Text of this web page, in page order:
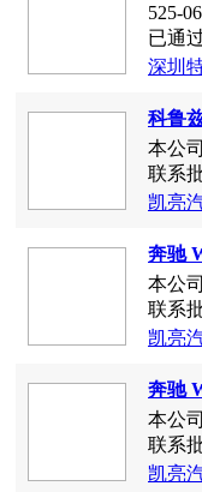
汽车
525-
已通
深圳
科鲁
本公
凯亮
奔驰
本公
联系
凯亮